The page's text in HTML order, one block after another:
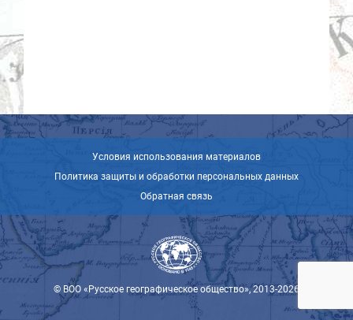
Условия использования материалов
Политика защиты и обработки персональных данных
Обратная связь
© ВОО «Русское географическое общество», 2013-2026